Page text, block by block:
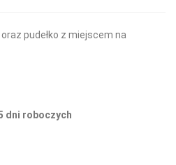
pudełko z miejscem na
dni roboczych